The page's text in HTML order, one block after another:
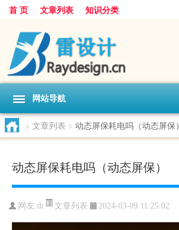
首 页 文章列表 知识分类
网站导航
> 文章列表 > 动态屏保耗电吗（动态屏保）
动态屏保耗电吗（动态屏保）
网友:dt 文章列表 2024-03-09 11:25:02